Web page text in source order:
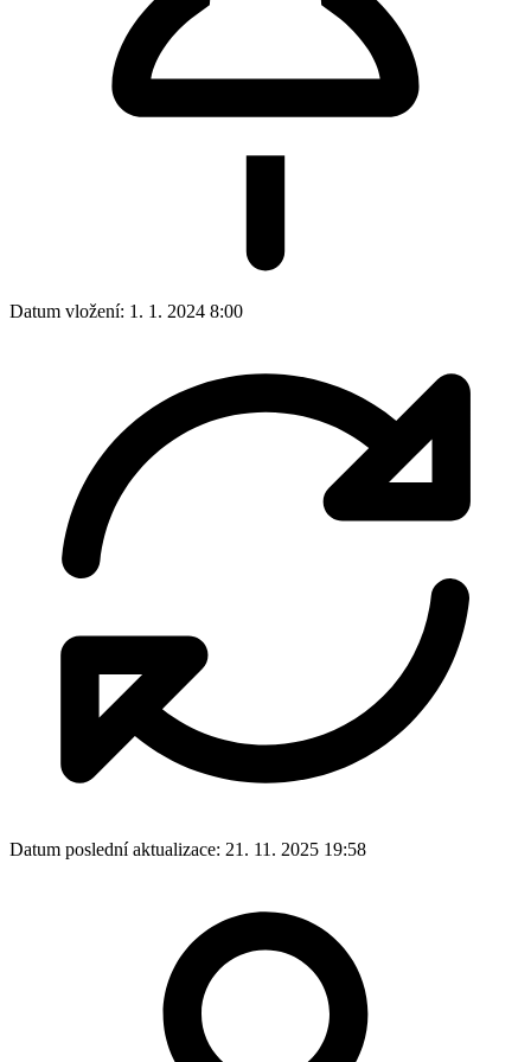
Datum vložení: 1. 1. 2024 8:00
Datum poslední aktualizace: 21. 11. 2025 19:58